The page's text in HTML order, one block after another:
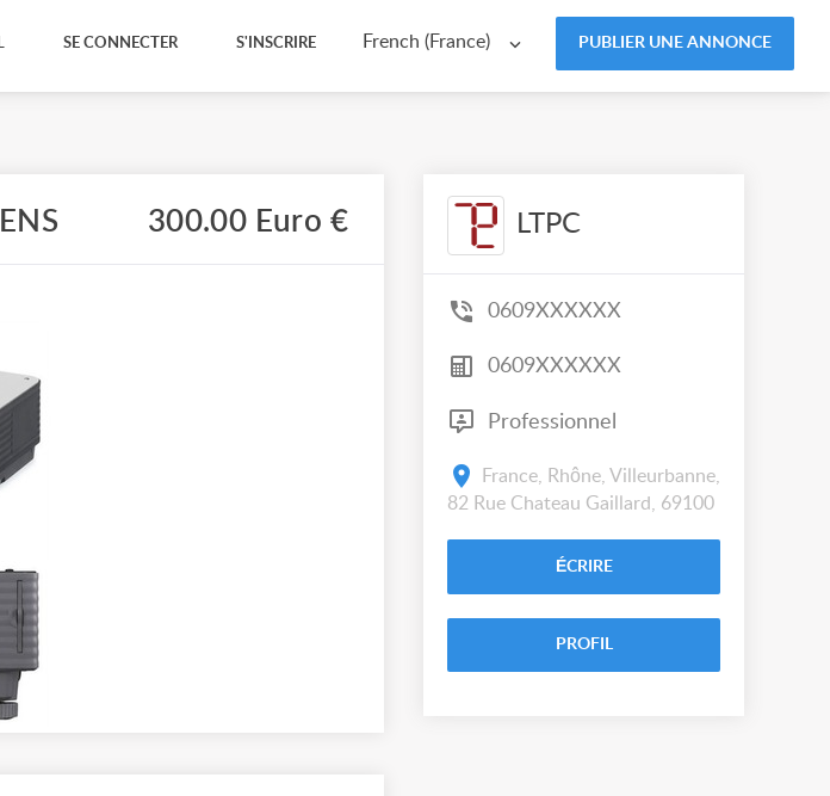
French (France) PUBLIER UNE ANNONCE
SE CONNECTER S'INSCRIRE
300.00 Euro € LTPC
0609XXXXXX
0609XXXXXX
Professionnel
France, Rhône, Villeurbanne,
82 Rue Chateau Gaillard, 69100
ÉCRIRE
PROFIL